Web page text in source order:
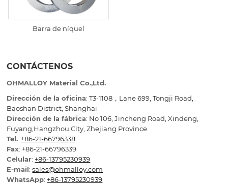
Barra de níquel
CONTÁCTENOS
OHMALLOY Material Co.,Ltd.
Dirección de la oficina: T3-1108，Lane 699, Tongji Road,
Baoshan District, Shanghai
Dirección de la fábrica: No 106, Jincheng Road, Xindeng,
Fuyang,Hangzhou City, Zhejiang Province
Tel.: +86-21-66796338
Fax: +86-21-66796339
Celular: +86-13795230939
E-mail:sales@ohmalloy.com
WhatsApp: +86-13795230939